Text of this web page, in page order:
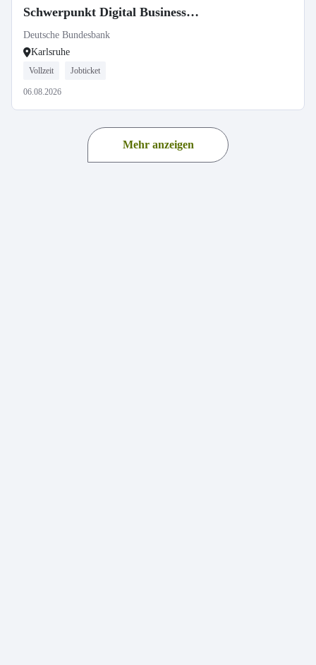
Schwerpunkt Digital Business
Management an der Dualen
Hochschule Baden-Württemberg
(DHBW) in Karlsruhe
Deutsche Bundesbank
Karlsruhe
Vollzeit Jobticket
06.08.2026
Mehr anzeigen